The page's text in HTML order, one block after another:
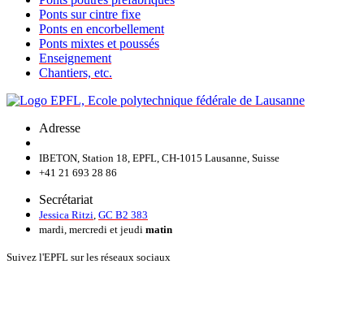
Ponts sur cintre fixe
Ponts en encorbellement
Ponts mixtes et poussés
Enseignement
Chantiers, etc.
Adresse
IBETON, Station 18, EPFL, CH-1015 Lausanne, Suisse
+41 21 693 28 86
Secrétariat
Jessica Ritzi GC B2 383
mardi, mercredi et jeudi matin
Suivez l'EPFL sur les réseaux sociaux